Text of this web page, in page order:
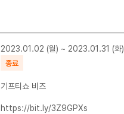
2023.01.02 (월) ~ 2023.01.31 (화)
종료
기프티쇼 비즈
https://bit.ly/3Z9GPXs